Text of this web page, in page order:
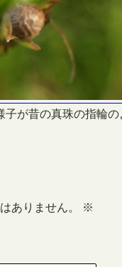
子が昔の真珠の指輪
ありません。
※